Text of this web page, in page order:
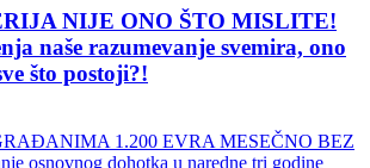
NIJE ONO ŠTO MISLITE!
naše razumevanje svemira, ono
što postoji?!